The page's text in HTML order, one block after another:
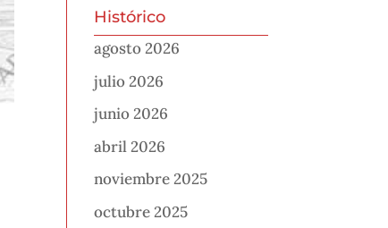
Histórico
agosto 2026
julio 2026
junio 2026
abril 2026
noviembre 2025
octubre 2025